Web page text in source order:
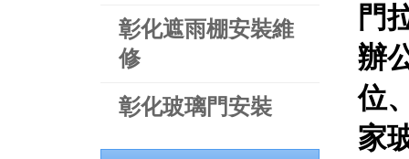
彰化遮雨棚安裝維
修
彰化玻璃門安裝
門
辦
位
家